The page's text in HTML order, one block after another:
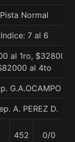
Pista Normal
Indice: 7 al 6
al 1ro,
al 4to
G.A.OCAMPO
A. PEREZ D.
452 0/0